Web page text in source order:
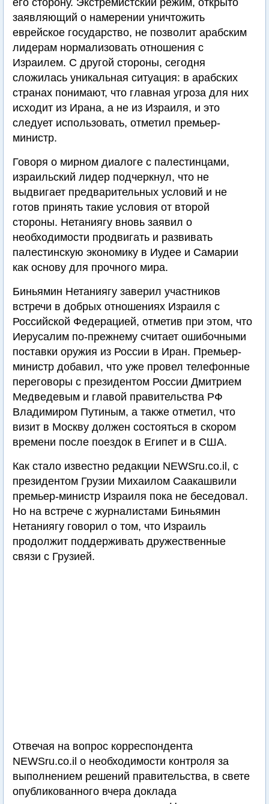
его сторону. Экстремистский режим, открыто
заявляющий о намерении уничтожить
еврейское государство, не позволит арабским
лидерам нормализовать отношения с
Израилем. С другой стороны, сегодня
сложилась уникальная ситуация: в арабских
странах понимают, что главная угроза для них
исходит из Ирана, а не из Израиля, и это
следует использовать, отметил премьер-
министр.
Говоря о мирном диалоге с палестинцами,
израильский лидер подчеркнул, что не
выдвигает предварительных условий и не
готов принять такие условия от второй
стороны. Нетаниягу вновь заявил о
необходимости продвигать и развивать
палестинскую экономику в Иудее и Самарии
как основу для прочного мира.
Биньямин Нетаниягу заверил участников
встречи в добрых отношениях Израиля с
Российской Федерацией, отметив при этом, что
Иерусалим по-прежнему считает ошибочными
поставки оружия из России в Иран. Премьер-
министр добавил, что уже провел телефонные
переговоры с президентом России Дмитрием
Медведевым и главой правительства РФ
Владимиром Путиным, а также отметил, что
визит в Москву должен состояться в скором
времени после поездок в Египет и в США.
Как стало известно редакции NEWSru.co.il, с
президентом Грузии Михаилом Саакашвили
премьер-министр Израиля пока не беседовал.
Но на встрече с журналистами Биньямин
Нетаниягу говорил о том, что Израиль
продолжит поддерживать дружественные
связи с Грузией.
Отвечая на вопрос корреспондента
NEWSru.co.il о необходимости контроля за
выполнением решений правительства, в свете
опубликованного вчера доклада